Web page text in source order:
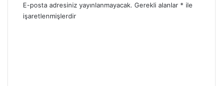
E-posta adresiniz yayınlanmayacak. Gerekli alanlar * ile
işaretlenmişlerdir